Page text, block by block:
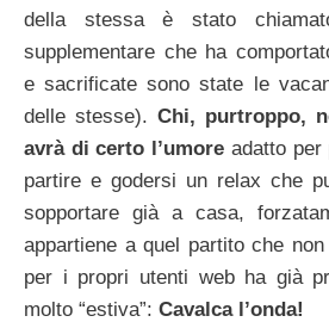
della stessa è stato
supplementare che ha
e sacrificate sono state le
delle stesse). Chi, purtroppo,
avrà di certo l’umore adatto per
partire e godersi un relax che
sopportare già a casa,
appartiene a quel partito che
per i propri utenti web ha già
molto “estiva”: Cavalca l’onda!